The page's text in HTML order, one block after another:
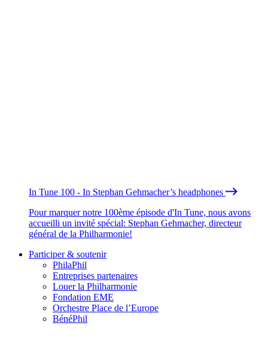
In Tune 100 - In Stephan Gehmacher’s headphones
Pour marquer notre 100ème épisode d'In Tune, nous avons
accueilli un invité spécial: Stephan Gehmacher, directeur
général de la Philharmonie!
Participer & soutenir
PhilaPhil
Entreprises partenaires
Louer la Philharmonie
Fondation EME
Orchestre Place de l’Europe
BénéPhil